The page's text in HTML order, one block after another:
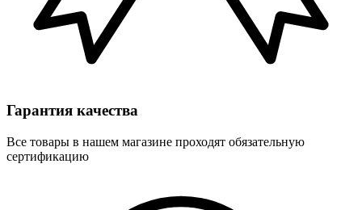
Гарантия качества
Все товары в нашем магазине проходят обязательную
сертификацию